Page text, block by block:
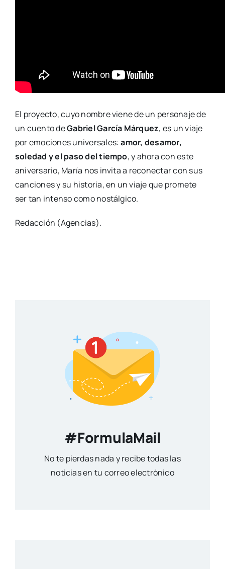
El proyecto, cuyo nombre viene de un personaje de
un cuento deGabriel García Márquez, es un viaje
por emociones universales:amor, desamor,
soledad y el paso del tiempo, y ahora con este
aniversario, María nos invita a reconectar con sus
canciones y su historia, en un viaje que promete
ser tan intenso como nostálgico.
Redacción (Agencias).
#FormulaMail
No te pierdas nada y recibe todas las
noticias en tu correo electrónico